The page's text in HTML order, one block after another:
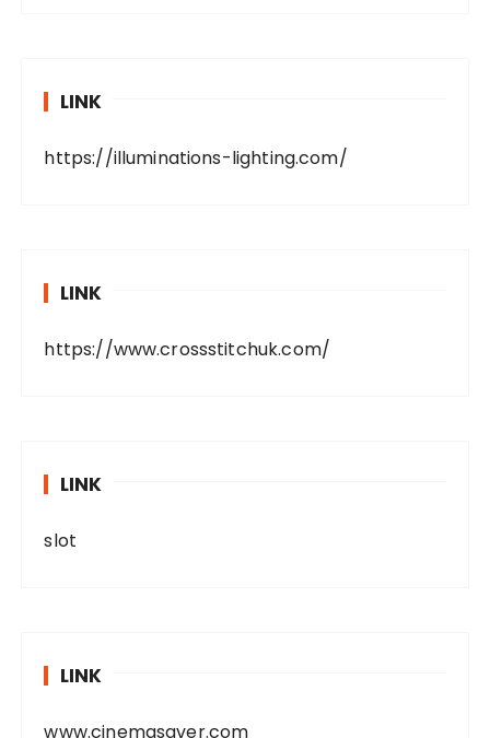
LINK
https://illuminations-lighting.com/
LINK
https://www.crossstitchuk.com/
LINK
slot
LINK
www.cinemasaver.com